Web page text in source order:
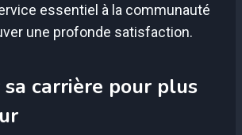
essentiel à la communauté
une profonde satisfaction.
sa carrière pour plus